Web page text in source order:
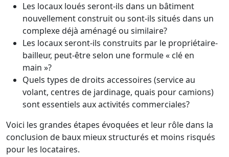
Les locaux loués seront-ils dans un bâtiment
nouvellement construit ou sont-ils situés dans un
complexe déjà aménagé ou similaire?
Les locaux seront-ils construits par le propriétaire-
bailleur, peut-être selon une formule « clé en
main »?
Quels types de droits accessoires (service au
volant, centres de jardinage, quais pour camions)
sont essentiels aux activités commerciales?
Voici les grandes étapes évoquées et leur rôle dans la
conclusion de baux mieux structurés et moins risqués
pour les locataires.